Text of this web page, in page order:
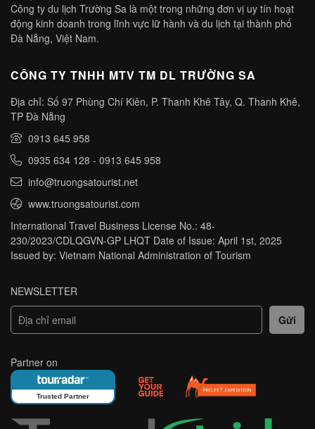
Công ty du lịch Trường Sa là một trong những đơn vị uy tín hoạt
động kinh doanh trong lĩnh vực lữ hành và du lịch tại thành phố
Đà Nẵng, Việt Nam.
CÔNG TY TNHH MTV TM DL TRƯỜNG SA
Địa chỉ: Số 97 Phùng Chí Kiên, P. Thanh Khê Tây, Q. Thanh Khê,
TP Đà Nẵng
0913 645 958
0935 634 128 - 0913 645 958
info@truongsatourist.net
www.truongsatourist.com
International Travel Business License No.: 48-
230/2023/CDLQGVN-GP LHQT Date of Issue: April 1st, 2025
Issued by: Vietnam National Administration of Tourism
NEWSLETTER
Partner on
Trusted Partner